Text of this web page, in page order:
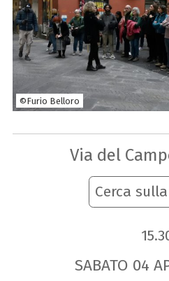
©Furio Belloro
Via del
Cerca
SABATO 04